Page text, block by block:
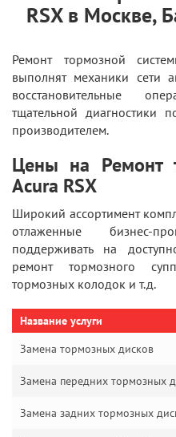
RSX в Москве,
Ремонт тормозной
выполнят механики сети
восстановительные
тщательной диагностики
производителем.
Цены на Ремонт
Acura RSX
Широкий ассортимент
отлаженные бизнес-
поддерживать на
ремонт тормозного
тормозных колодок и т.д.
Название услуги
Замена тормозных дисков
Замена передних тормозных
Замена задних тормозных